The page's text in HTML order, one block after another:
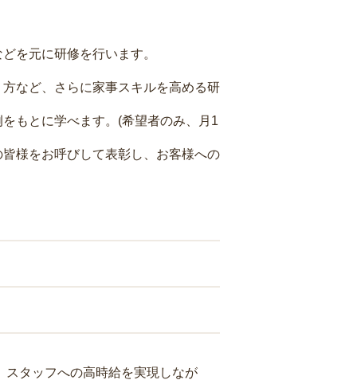
を元に研修を行います。
など、さらに家事スキルを高める研
もとに学べます。(希望者のみ、月1
様をお呼びして表彰し、お客様への
タッフへの高時給を実現しなが